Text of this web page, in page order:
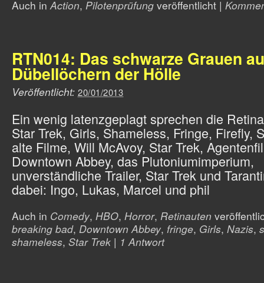
Auch inAction, Pilotenprüfung veröffentlicht |
RTN014: Das schwarze Grauen
Dübellöchern der Hölle
Veröffentlicht: 20/01/2013
Ein wenig latenzgeplagt sprechen die
Star Trek, Girls, Shameless, Fringe, Firefly,
alte Filme, Will McAvoy, Star Trek,
Downtown Abbey, das Plutoniumimperium,
unverständliche Trailer, Star Trek und
dabei: Ingo, Lukas, Marcel und phil
Auch in Comedy, HBO, Horror, Retinauten
breaking bad, Downtown Abbey, fringe, Girls, Nazis,
shameless, Star Trek | 1 Antwort